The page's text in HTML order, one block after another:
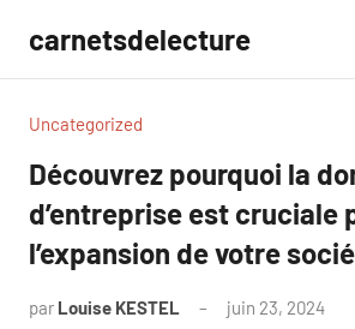
contenu
carnetsdelecture
Uncategorized
Découvrez pourquoi la
d’entreprise est cruciale
l’expansion de votre
par Louise KESTEL juin 23, 2024